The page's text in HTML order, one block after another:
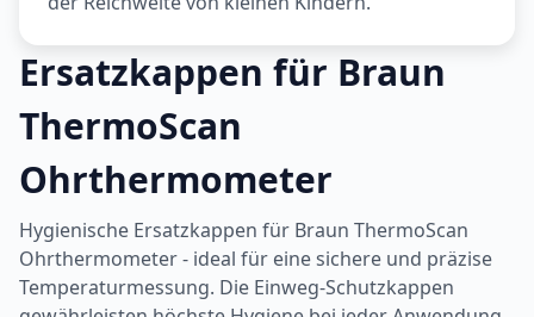
Ersatzkappen für Braun
ThermoScan
Ohrthermometer
Hygienische Ersatzkappen für Braun ThermoScan
Ohrthermometer - ideal für eine sichere und präzise
Temperaturmessung. Die Einweg-Schutzkappen